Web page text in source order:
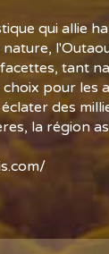
qui allie
tant
pour les
des
la région